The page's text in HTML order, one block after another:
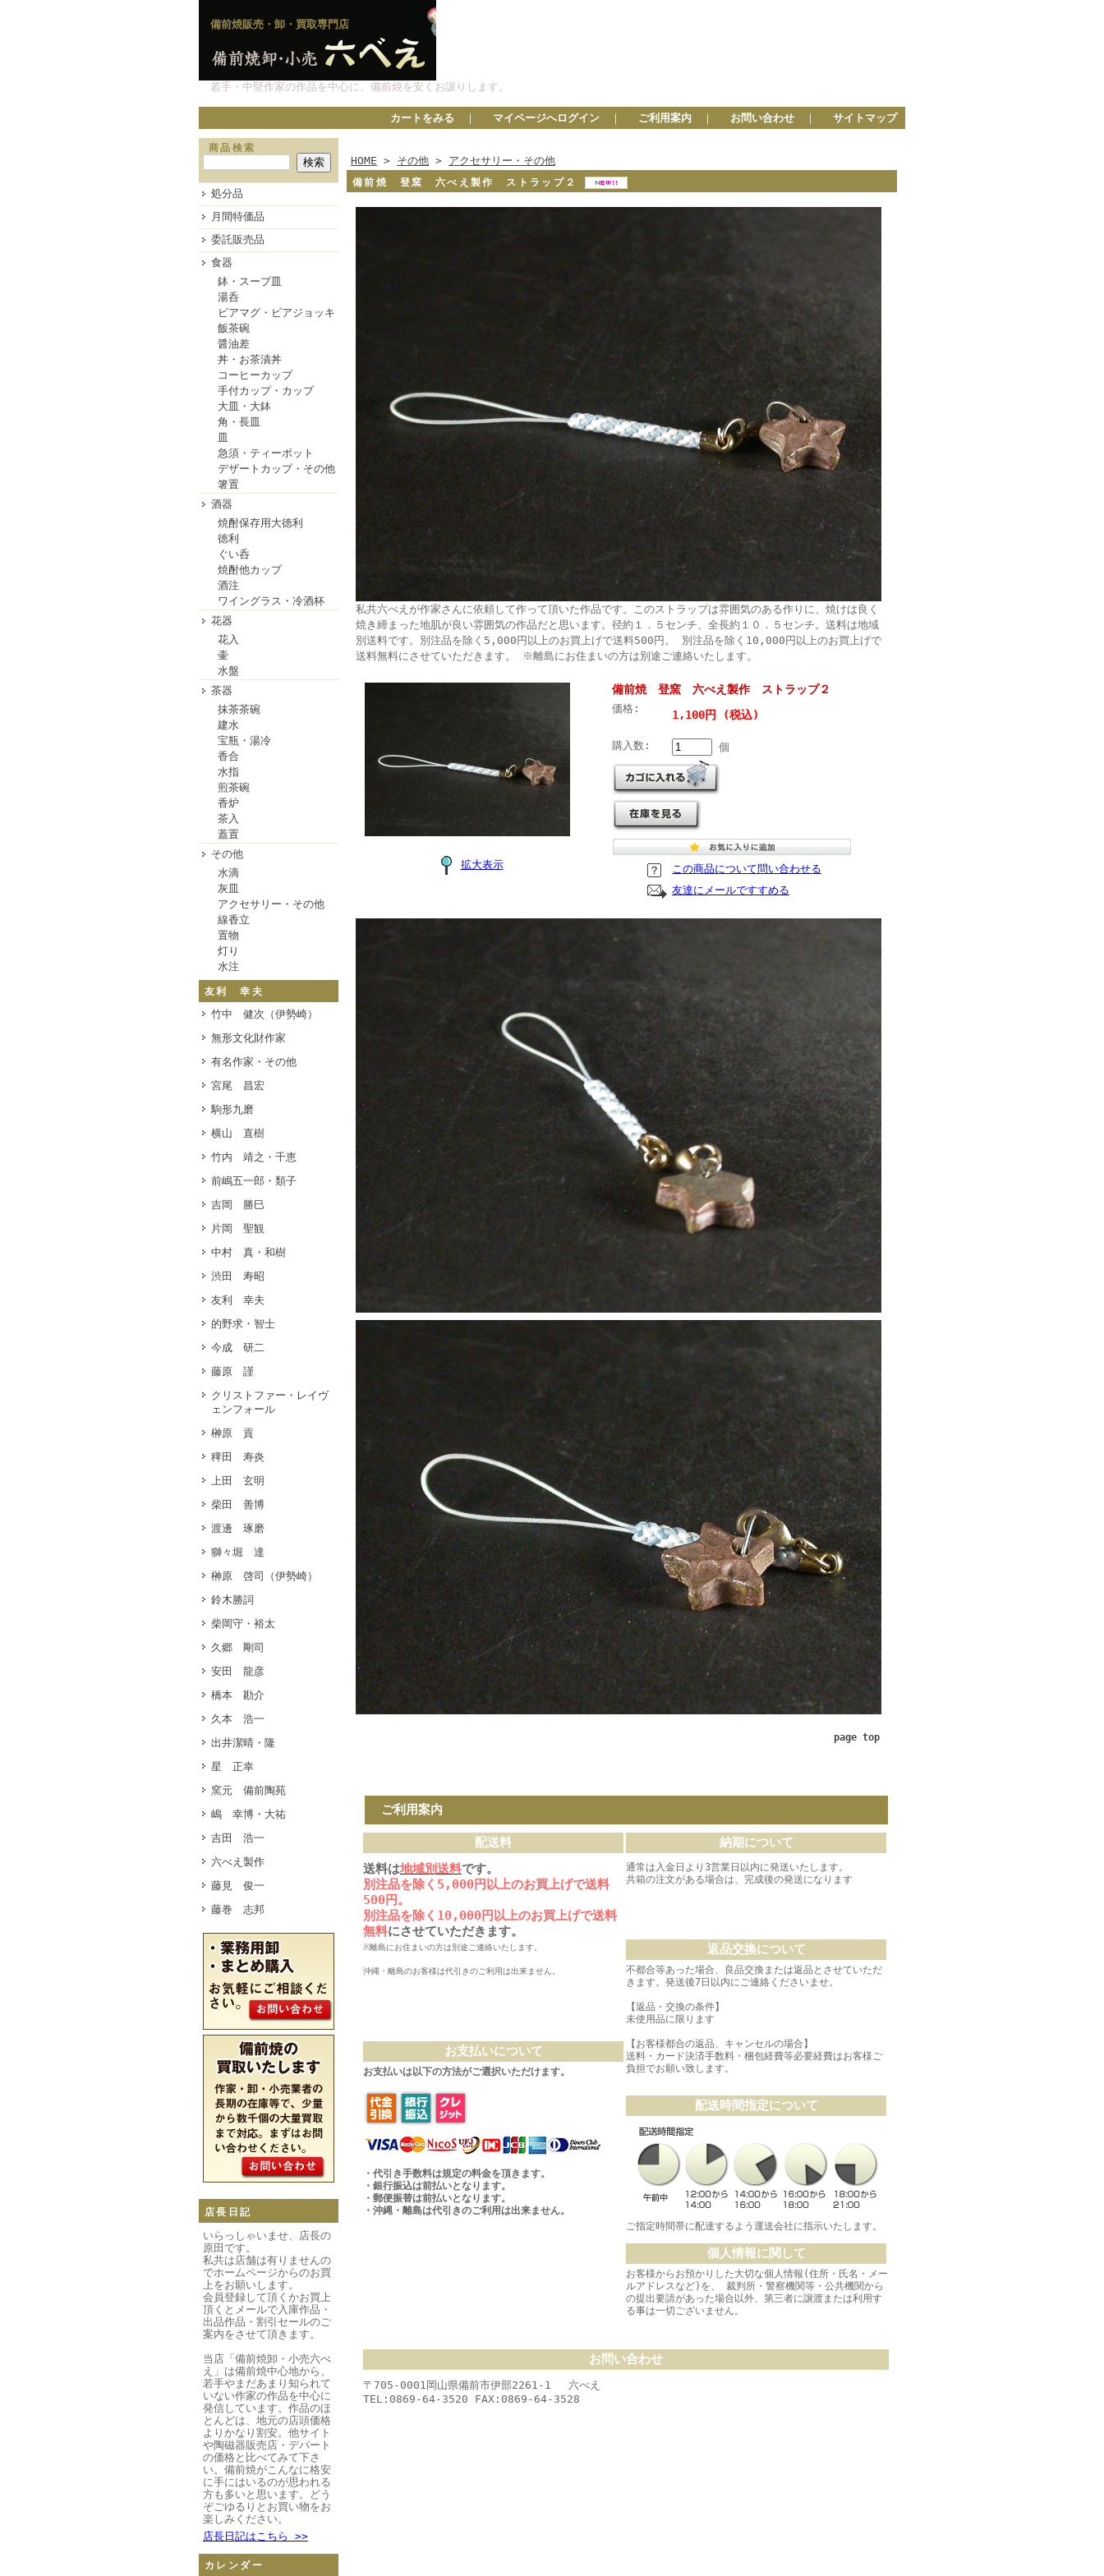
備前焼販売・卸・買取専門店
若手・中堅作家の作品を中心に、備前焼を安くお譲りします。
カートをみる ｜ マイページへログイン ｜ ご利用案内 ｜ お問い合わせ ｜ サイトマップ
商品検索
処分品
月間特価品
委託販売品
食器
鉢・スープ皿
湯呑
ビアマグ・ビアジョッキ
飯茶碗
醤油差
丼・お茶漬丼
コーヒーカップ
手付カップ・カップ
大皿・大鉢
角・長皿
皿
急須・ティーポット
デザートカップ・その他
箸置
酒器
焼酎保存用大徳利
徳利
ぐい呑
焼酎他カップ
酒注
ワイングラス・冷酒杯
花器
花入
壷
水盤
茶器
抹茶茶碗
建水
宝瓶・湯冷
香合
水指
煎茶碗
香炉
茶入
蓋置
その他
水滴
灰皿
アクセサリー・その他
線香立
置物
灯り
水注
友利 幸夫
竹中 健次（伊勢崎）
無形文化財作家
有名作家・その他
宮尾 昌宏
駒形九磨
横山 直樹
竹内 靖之・千恵
前嶋五一郎・類子
吉岡 勝巳
片岡 聖観
中村 真・和樹
渋田 寿昭
友利 幸夫
的野求・智士
今成 研二
藤原 謹
クリストファー・レイヴ
ェンフォール
榊原 貢
稗田 寿炎
上田 玄明
柴田 善博
渡邊 琢磨
獅々堀 達
榊原 啓司（伊勢崎）
鈴木勝詞
柴岡守・裕太
久郷 剛司
安田 龍彦
橋本 勘介
久本 浩一
出井潔晴・隆
星 正幸
窯元 備前陶苑
嶋 幸博・大祐
吉田 浩一
六べえ製作
藤見 俊一
藤巻 志邦
店長日記
いらっしゃいませ、店長の
原田です。
私共は店舗は有りませんの
でホームページからのお買
上をお願いします。
会員登録して頂くかお買上
頂くとメールで入庫作品・
出品作品・割引セールのご
案内をさせて頂きます。
当店「備前焼卸・小売六べ
え」は備前焼中心地から、
若手やまだあまり知られて
いない作家の作品を中心に
発信しています。作品のほ
とんどは、地元の店頭価格
よりかなり割安。他サイト
や陶磁器販売店・デパート
の価格と比べてみて下さ
い。備前焼がこんなに格安
に手にはいるのが思われる
方も多いと思います。どう
ぞごゆるりとお買い物をお
楽しみください。
店長日記はこちら >>
カレンダー
HOME > その他 > アクセサリー・その他
備前焼 登窯 六べえ製作 ストラップ２
私共六べえが作家さんに依頼して作って頂いた作品です。このストラップは雰囲気のある作りに、焼けは良く
焼き締まった地肌が良い雰囲気の作品だと思います。径約１．５センチ、全長約１０．５センチ。送料は地域
別送料です。別注品を除く5,000円以上のお買上げで送料500円。 別注品を除く10,000円以上のお買上げで
送料無料にさせていただきます。 ※離島にお住まいの方は別途ご連絡いたします。
拡大表示
備前焼 登窯 六べえ製作 ストラップ２
価格: 1,100円 (税込)
購入数: 個
この商品について問い合わせる
友達にメールですすめる
page top
ご利用案内
配送料
送料は地域別送料です。
別注品を除く5,000円以上のお買上げで送料
500円。
別注品を除く10,000円以上のお買上げで送料
無料にさせていただきます。
※離島にお住まいの方は別途ご連絡いたします。
沖縄・離島のお客様は代引きのご利用は出来ません。
お支払いについて
お支払いは以下の方法がご選択いただけます。
・代引き手数料は規定の料金を頂きます。
・銀行振込は前払いとなります。
・郵便振替は前払いとなります。
・沖縄・離島は代引きのご利用は出来ません。
納期について
通常は入金日より3営業日以内に発送いたします。
共箱の注文がある場合は、完成後の発送になります
返品交換について
不都合等あった場合、良品交換または返品とさせていただ
きます。発送後7日以内にご連絡くださいませ。
【返品・交換の条件】
未使用品に限ります
【お客様都合の返品、キャンセルの場合】
送料・カード決済手数料・梱包経費等必要経費はお客様ご
負担でお願い致します。
配送時間指定について
ご指定時間帯に配達するよう運送会社に指示いたします。
個人情報に関して
お客様からお預かりした大切な個人情報(住所・氏名・メー
ルアドレスなど)を、 裁判所・警察機関等・公共機関から
の提出要請があった場合以外、第三者に譲渡または利用す
る事は一切ございません。
お問い合わせ
〒705-0001岡山県備前市伊部2261-1 六べえ
TEL:0869-64-3520 FAX:0869-64-3528